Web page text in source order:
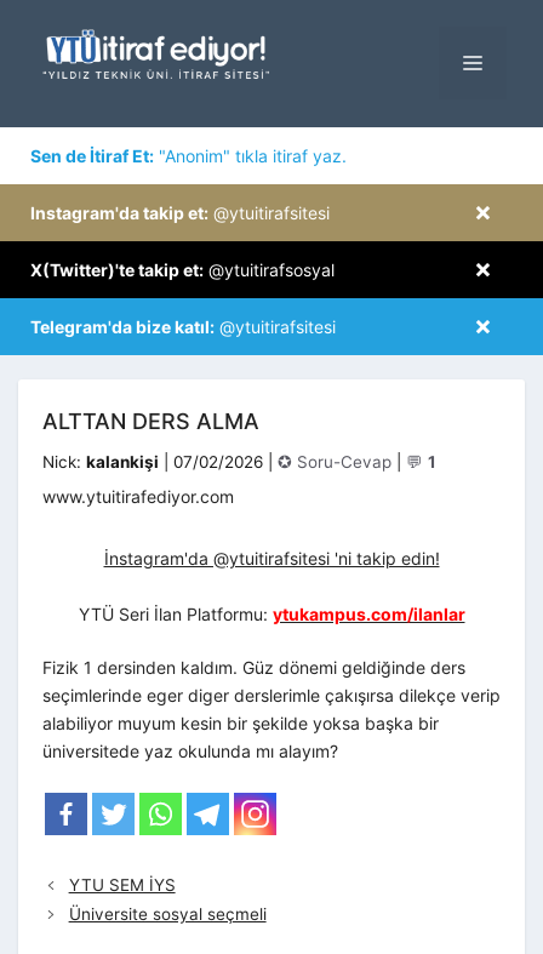
MENÜ
Sen de İtiraf Et: "Anonim" tıkla itiraf yaz.
×
Instagram'da takip et: @ytuitirafsitesi
×
X(Twitter)'te takip et: @ytuitirafsosyal
×
Telegram'da bize katıl: @ytuitirafsitesi
ALTTAN DERS ALMA
Nick: kalankişi 07/02/2026 Kategoriler
✪ Soru-Cevap 💬 1
www.ytuitirafediyor.com
İnstagram'da @ytuitirafsitesi 'ni takip edin!
YTÜ Seri İlan Platformu: ytukampus.com/ilanlar
Fizik 1 dersinden kaldım. Güz dönemi geldiğinde ders
seçimlerinde eger diger derslerimle çakışırsa dilekçe verip
alabiliyor muyum kesin bir şekilde yoksa başka bir
üniversitede yaz okulunda mı alayım?
YTU SEM İYS
Üniversite sosyal seçmeli